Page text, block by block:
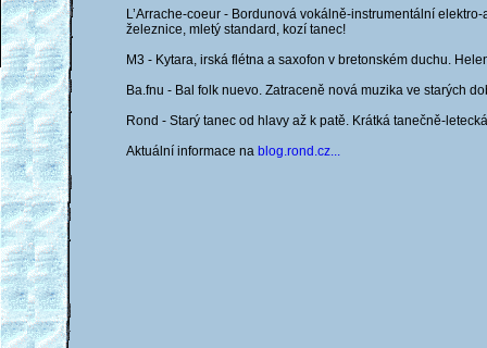
L’Arrache-coeur - Bordunová vokálně-instrumentální
železnice, mletý standard, kozí tanec!
M3 - Kytara, irská flétna a saxofon v bretonském duchu.
Ba.fnu - Bal folk nuevo. Zatraceně nová muzika ve starých
Rond - Starý tanec od hlavy až k patě. Krátká tanečně-
Aktuální informace na blog.rond.cz...